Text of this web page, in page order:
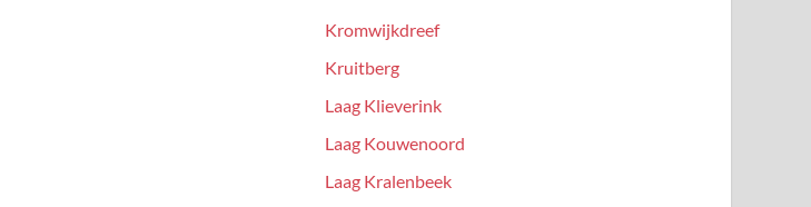
Kromwijkdreef
Kruitberg
Laag Klieverink
Laag Kouwenoord
Laag Kralenbeek